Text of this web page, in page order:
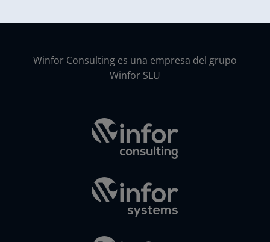
Winfor Consulting es una empresa del grupo
Winfor SLU